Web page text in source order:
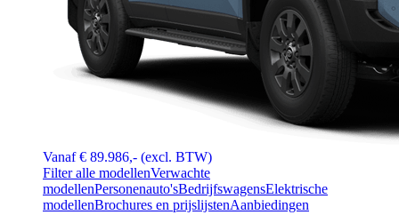
Vanaf € 89.986,- (excl. BTW)
Filter alle modellenVerwachte
modellenPersonenauto'sBedrijfswagensElektrische
modellenBrochures en prijslijstenAanbiedingen